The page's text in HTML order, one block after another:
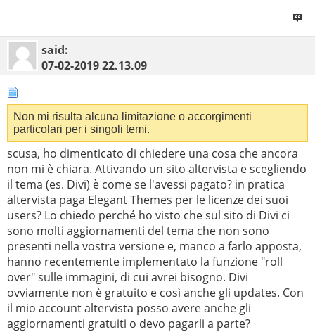
said:
07-02-201922.13.09
Non mi risulta alcuna limitazione o accorgimenti
particolari per i singoli temi.
scusa, ho dimenticato di chiedere una cosa che ancora
non mi è chiara. Attivando un sito altervista e scegliendo
il tema (es. Divi) è come se l'avessi pagato? in pratica
altervista paga Elegant Themes per le licenze dei suoi
users? Lo chiedo perché ho visto che sul sito di Divi ci
sono molti aggiornamenti del tema che non sono
presenti nella vostra versione e, manco a farlo apposta,
hanno recentemente implementato la funzione "roll
over" sulle immagini, di cui avrei bisogno. Divi
ovviamente non è gratuito e così anche gli updates. Con
il mio account altervista posso avere anche gli
aggiornamenti gratuiti o devo pagarli a parte?